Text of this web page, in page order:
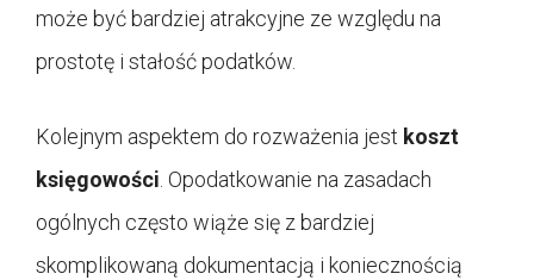
może być bardziej atrakcyjne ze względu na
prostotę i stałość podatków.
Kolejnym aspektem do rozważenia jest koszt
księgowości. Opodatkowanie na zasadach
ogólnych często wiąże się z bardziej
skomplikowaną dokumentacją i koniecznością